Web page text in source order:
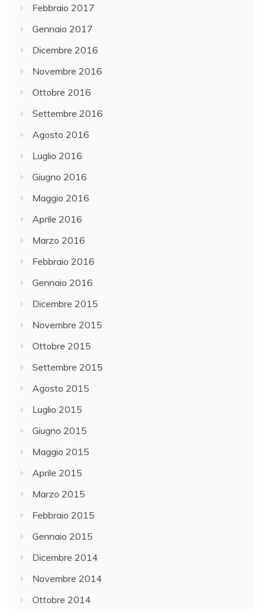
Febbraio 2017
Gennaio 2017
Dicembre 2016
Novembre 2016
Ottobre 2016
Settembre 2016
Agosto 2016
Luglio 2016
Giugno 2016
Maggio 2016
Aprile 2016
Marzo 2016
Febbraio 2016
Gennaio 2016
Dicembre 2015
Novembre 2015
Ottobre 2015
Settembre 2015
Agosto 2015
Luglio 2015
Giugno 2015
Maggio 2015
Aprile 2015
Marzo 2015
Febbraio 2015
Gennaio 2015
Dicembre 2014
Novembre 2014
Ottobre 2014